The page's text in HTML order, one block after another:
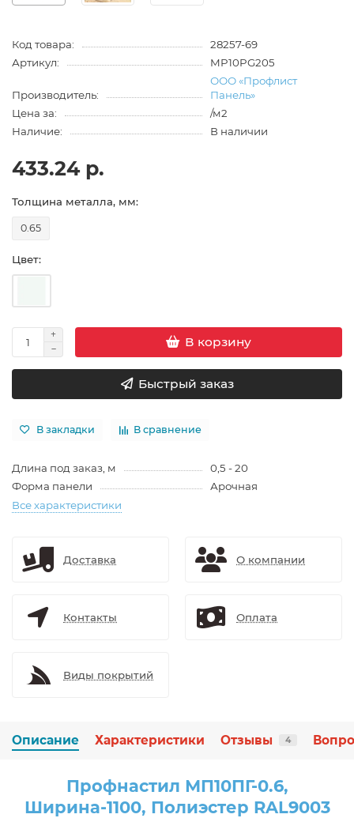
Код товара:
28257-69
Артикул:
MP10PG205
Производитель:
ООО «Профлист
Панель»
Цена за:
/м2
Наличие:
В наличии
433.24 р.
Толщина металла, мм:
0.65
Цвет:
В корзину
Быстрый заказ
В закладки В сравнение
Длина под заказ, м
0,5 - 20
Форма панели
Арочная
Все характеристики
Доставка О компании
Контакты Оплата
Виды покрытий
Описание Характеристики Отзывы 4
Профнастил МП10ПГ-0.6,
Ширина-1100, Полиэстер RAL9003